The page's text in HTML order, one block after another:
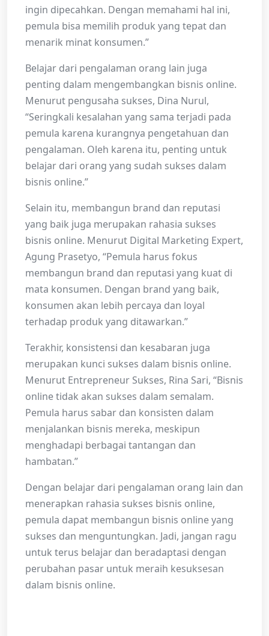
ingin dipecahkan. Dengan memahami hal ini,
pemula bisa memilih produk yang tepat dan
menarik minat konsumen.”
Belajar dari pengalaman orang lain juga
penting dalam mengembangkan bisnis online.
Menurut pengusaha sukses, Dina Nurul,
“Seringkali kesalahan yang sama terjadi pada
pemula karena kurangnya pengetahuan dan
pengalaman. Oleh karena itu, penting untuk
belajar dari orang yang sudah sukses dalam
bisnis online.”
Selain itu, membangun brand dan reputasi
yang baik juga merupakan rahasia sukses
bisnis online. Menurut Digital Marketing Expert,
Agung Prasetyo, “Pemula harus fokus
membangun brand dan reputasi yang kuat di
mata konsumen. Dengan brand yang baik,
konsumen akan lebih percaya dan loyal
terhadap produk yang ditawarkan.”
Terakhir, konsistensi dan kesabaran juga
merupakan kunci sukses dalam bisnis online.
Menurut Entrepreneur Sukses, Rina Sari, “Bisnis
online tidak akan sukses dalam semalam.
Pemula harus sabar dan konsisten dalam
menjalankan bisnis mereka, meskipun
menghadapi berbagai tantangan dan
hambatan.”
Dengan belajar dari pengalaman orang lain dan
menerapkan rahasia sukses bisnis online,
pemula dapat membangun bisnis online yang
sukses dan menguntungkan. Jadi, jangan ragu
untuk terus belajar dan beradaptasi dengan
perubahan pasar untuk meraih kesuksesan
dalam bisnis online.